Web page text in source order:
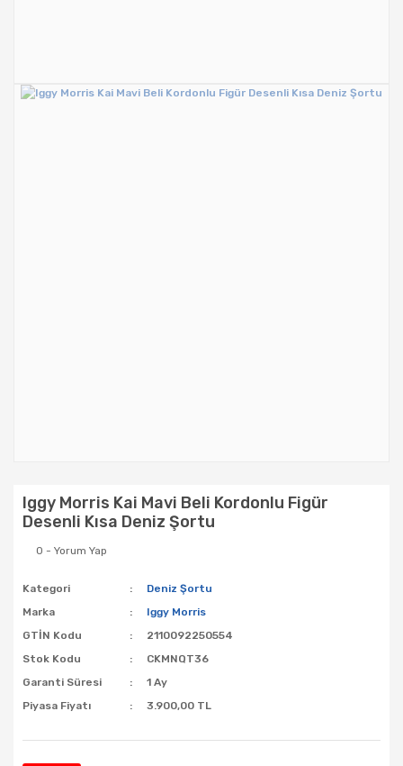
Iggy Morris Kai Mavi Beli Kordonlu Figür
Desenli Kısa Deniz Şortu
0 - Yorum Yap
Kategori
Deniz Şortu
Marka
Iggy Morris
GTİN Kodu
2110092250554
Stok Kodu
CKMNQT36
Garanti Süresi
1 Ay
Piyasa Fiyatı
3.900,00 TL